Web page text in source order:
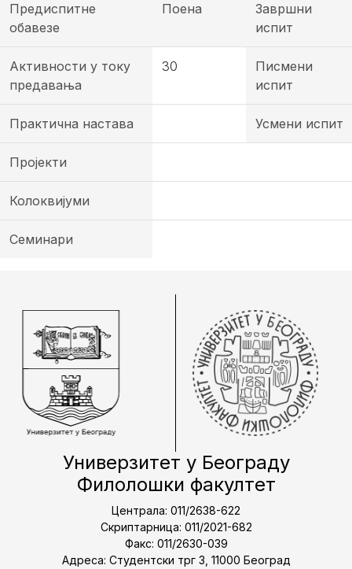
Предиспитне
обавезе
Поена
Завршни
испит
Активности у току
предавања
30
Писмени
испит
Практична настава Усмени испит
Пројекти
Колоквијуми
Семинари
Универзитет у Београду
Филолошки факултет
Централа: 011/2638-622
Скриптарница: 011/2021-682
Факс: 011/2630-039
Адреса: Студентски трг 3, 11000 Београд